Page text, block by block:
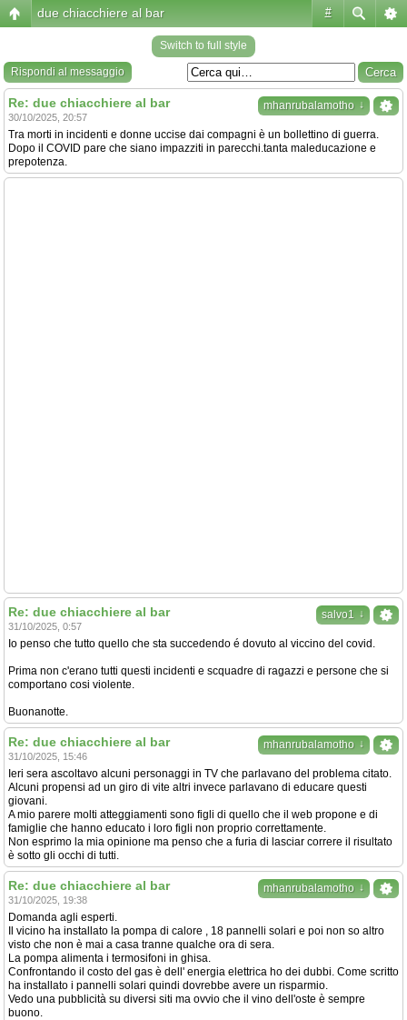
#
due chiacchiere al bar
Switch to full style
Rispondi al messaggio
mhanrubalamotho ↓
Re: due chiacchiere al bar
30/10/2025, 20:57
Tra morti in incidenti e donne uccise dai compagni è un bollettino di guerra.
Dopo il COVID pare che siano impazziti in parecchi.tanta maleducazione e
prepotenza.
salvo1 ↓
Re: due chiacchiere al bar
31/10/2025, 0:57
Io penso che tutto quello che sta succedendo é dovuto al viccino del covid.
Prima non c'erano tutti questi incidenti e scquadre di ragazzi e persone che si
comportano cosi violente.
Buonanotte.
mhanrubalamotho ↓
Re: due chiacchiere al bar
31/10/2025, 15:46
Ieri sera ascoltavo alcuni personaggi in TV che parlavano del problema citato.
Alcuni propensi ad un giro di vite altri invece parlavano di educare questi
giovani.
A mio parere molti atteggiamenti sono figli di quello che il web propone e di
famiglie che hanno educato i loro figli non proprio correttamente.
Non esprimo la mia opinione ma penso che a furia di lasciar correre il risultato
è sotto gli occhi di tutti.
mhanrubalamotho ↓
Re: due chiacchiere al bar
31/10/2025, 19:38
Domanda agli esperti.
Il vicino ha installato la pompa di calore , 18 pannelli solari e poi non so altro
visto che non è mai a casa tranne qualche ora di sera.
La pompa alimenta i termosifoni in ghisa.
Confrontando il costo del gas è dell' energia elettrica ho dei dubbi. Come scritto
ha installato i pannelli solari quindi dovrebbe avere un risparmio.
Vedo una pubblicità su diversi siti ma ovvio che il vino dell'oste è sempre
buono.